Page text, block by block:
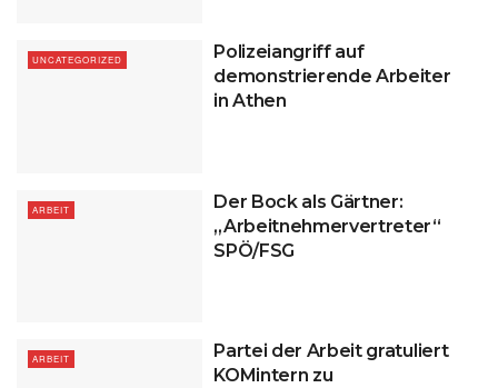
UNCATEGORIZED
Polizeiangriff auf
demonstrierende Arbeiter
in Athen
ARBEIT
Der Bock als Gärtner:
„Arbeitnehmervertreter“
SPÖ/FSG
ARBEIT
Partei der Arbeit gratuliert
KOMintern zu